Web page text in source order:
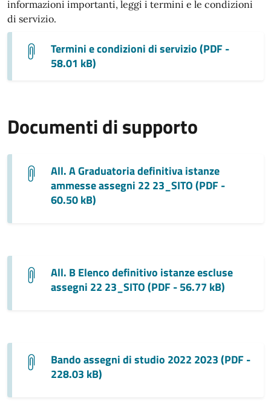
informazioni importanti, leggi i termini e le condizioni
di servizio.
Termini e condizioni di servizio (PDF -
58.01 kB)
Documenti di supporto
All. A Graduatoria definitiva istanze
ammesse assegni 22 23_SITO (PDF -
60.50 kB)
All. B Elenco definitivo istanze escluse
assegni 22 23_SITO (PDF - 56.77 kB)
Bando assegni di studio 2022 2023 (PDF -
228.03 kB)